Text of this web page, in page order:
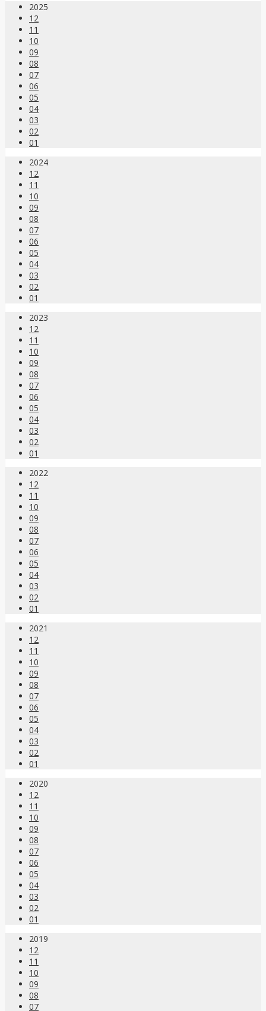
2025
12
11
10
09
08
07
06
05
04
03
02
01
2024
12
11
10
09
08
07
06
05
04
03
02
01
2023
12
11
10
09
08
07
06
05
04
03
02
01
2022
12
11
10
09
08
07
06
05
04
03
02
01
2021
12
11
10
09
08
07
06
05
04
03
02
01
2020
12
11
10
09
08
07
06
05
04
03
02
01
2019
12
11
10
09
08
07